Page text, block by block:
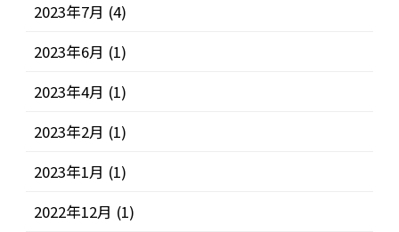
2023年7月 (4)
2023年6月 (1)
2023年4月 (1)
2023年2月 (1)
2023年1月 (1)
2022年12月 (1)